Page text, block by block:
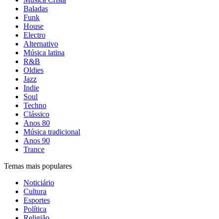
Baladas
Funk
House
Electro
Alternativo
Música latina
R&B
Oldies
Jazz
Indie
Soul
Techno
Clássico
Anos 80
Música tradicional
Anos 90
Trance
Temas mais populares
Noticiário
Cultura
Esportes
Política